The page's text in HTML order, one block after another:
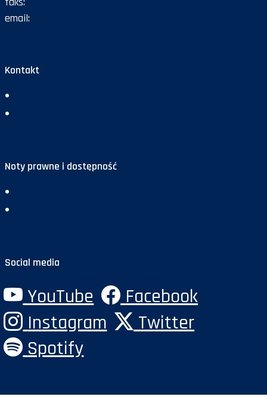
email:
Kontakt
Noty prawne i dostępność
Social media
YouTube
Facebook
Instagram
Twitter
Spotify